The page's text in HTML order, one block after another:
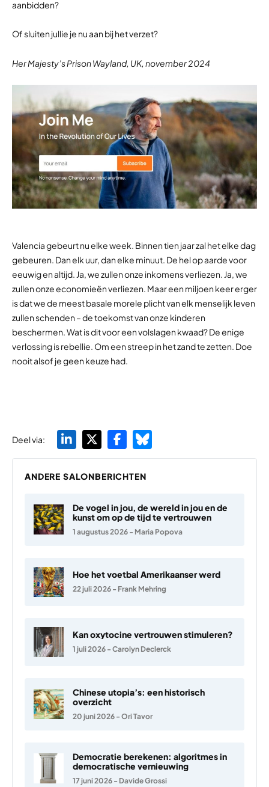
aanbidden?
Of sluiten jullie je nu aan bij het verzet?
Her Majesty’s Prison Wayland, UK, november 2024
Valencia gebeurt nu elke week. Binnen tien jaar zal het elke dag
gebeuren. Dan elk uur, dan elke minuut. De hel op aarde voor
eeuwig en altijd. Ja, we zullen onze inkomens verliezen. Ja, we
zullen onze economieën verliezen. Maar een miljoen keer erger
is dat we de meest basale morele plicht van elk menselijk leven
zullen schenden – de toekomst van onze kinderen
beschermen. Wat is dit voor een volslagen kwaad? De enige
verlossing is rebellie. Om een streep in het zand te zetten. Doe
nooit alsof je geen keuze had.
Deel via:
ANDERE SALONBERICHTEN
De vogel in jou, de wereld in jou en de
kunst om op de tijd te vertrouwen
1 augustus 2026 - Maria Popova
Hoe het voetbal Amerikaanser werd
22 juli 2026 - Frank Mehring
Kan oxytocine vertrouwen stimuleren?
1 juli 2026 - Carolyn Declerck
Chinese utopia’s: een historisch
overzicht
20 juni 2026 - Ori Tavor
Democratie berekenen: algoritmes in
democratische vernieuwing
17 juni 2026 - Davide Grossi